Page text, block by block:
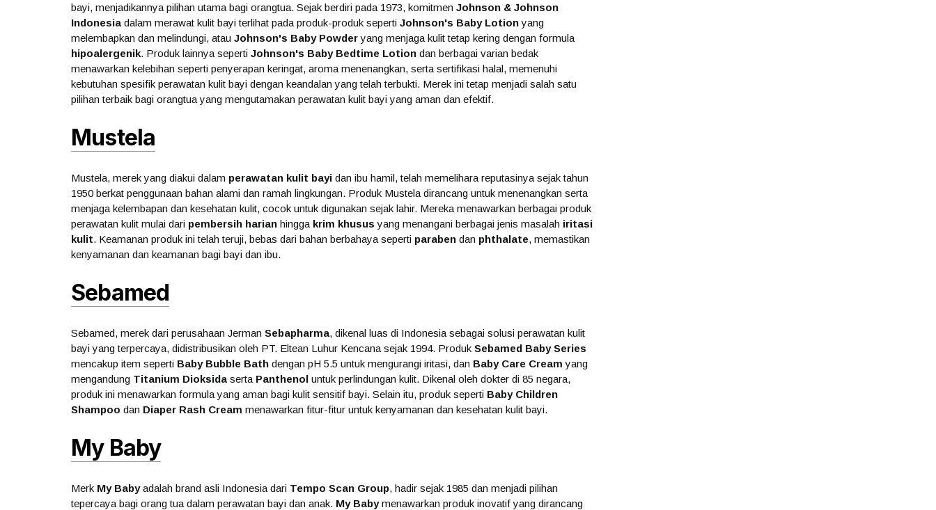
bayi, menjadikannya pilihan utama bagi orangtua. Sejak berdiri pada 1973, komitmen Johnson & Johnson
Indonesia dalam merawat kulit bayi terlihat pada produk-produk seperti Johnson's Baby Lotionyang
melembapkan dan melindungi, atau Johnson's Baby Powderyang menjaga kulit tetap kering dengan formula
hipoalergenik. Produk lainnya seperti Johnson's Baby Bedtime Lotion dan berbagai varian bedak
menawarkan kelebihan seperti penyerapan keringat, aroma menenangkan, serta sertifikasi halal, memenuhi
kebutuhan spesifik perawatan kulit bayi dengan keandalan yang telah terbukti. Merek ini tetap menjadi salah satu
pilihan terbaik bagi orangtua yang mengutamakan perawatan kulit bayi yang aman dan efektif.
Mustela
Mustela, merek yang diakui dalam perawatan kulit bayi dan ibu hamil, telah memelihara reputasinya sejak tahun
1950 berkat penggunaan bahan alami dan ramah lingkungan. Produk Mustela dirancang untuk menenangkan serta
menjaga kelembapan dan kesehatan kulit, cocok untuk digunakan sejak lahir. Mereka menawarkan berbagai produk
perawatan kulit mulai dari pembersih harian hingga krim khusus yang menangani berbagai jenis masalah iritasi
kulit. Keamanan produk ini telah teruji, bebas dari bahan berbahaya seperti paraben dan phthalate, memastikan
kenyamanan dan keamanan bagi bayi dan ibu.
Sebamed
Sebamed, merek dari perusahaan Jerman Sebapharma, dikenal luas di Indonesia sebagai solusi perawatan kulit
bayi yang terpercaya, didistribusikan oleh PT. Eltean Luhur Kencana sejak 1994. Produk Sebamed Baby Series
mencakup item seperti Baby Bubble Bath dengan pH 5.5 untuk mengurangi iritasi, dan Baby Care Cream yang
mengandung Titanium Dioksida serta Panthenol untuk perlindungan kulit. Dikenal oleh dokter di 85 negara,
produk ini menawarkan formula yang aman bagi kulit sensitif bayi. Selain itu, produk seperti Baby Children
Shampoo dan Diaper Rash Cream menawarkan fitur-fitur untuk kenyamanan dan kesehatan kulit bayi.
My Baby
Merk My Babyadalah brand asli Indonesia dari Tempo Scan Group, hadir sejak 1985 dan menjadi pilihan
tepercaya bagi orang tua dalam perawatan bayi dan anak. My Babymenawarkan produk inovatif yang dirancang